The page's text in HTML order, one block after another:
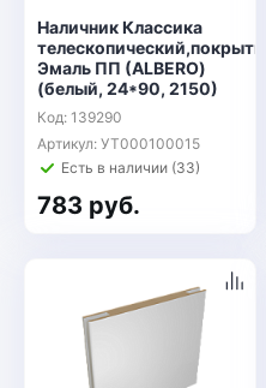
Наличник Классика
телескопический,покрытие
Эмаль ПП (ALBERO)
(белый, 24*90, 2150)
Код: 139290
Артикул: УТ000100015
Есть в наличии (33)
783 руб.